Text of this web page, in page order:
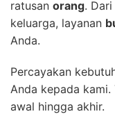
ratusan orang.
keluarga, layanan
Anda.
Percayakan
Anda kepada
awal hingga akhir.